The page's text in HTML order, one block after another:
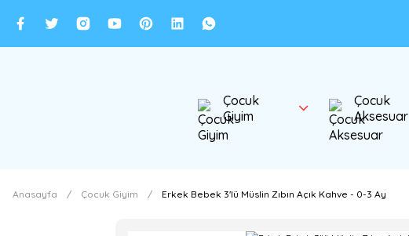
Çocuk
Giyim
Çocuk
Aksesuar
Anasayfa Çocuk Giyim Erkek Bebek 3'lü Müslin Zıbın Açık Kahve - 0-3 Ay